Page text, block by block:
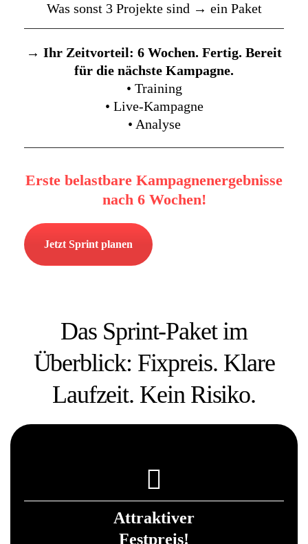
Was sonst 3 Projekte sind → ein Paket
→ Ihr Zeitvorteil: 6 Wochen. Fertig. Bereit
für die nächste Kampagne.
• Training
• Live-Kampagne
• Analyse
Erste belastbare Kampagnenergebnisse
nach 6 Wochen!
Jetzt Sprint planen
Das Sprint-Paket im
Überblick: Fixpreis. Klare
Laufzeit. Kein Risiko.
Attraktiver
Festpreis!